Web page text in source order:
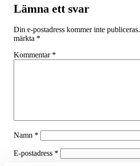
Lämna ett svar
Din e-postadress kommer inte publiceras.
märkta *
Kommentar *
Namn *
E-postadress *